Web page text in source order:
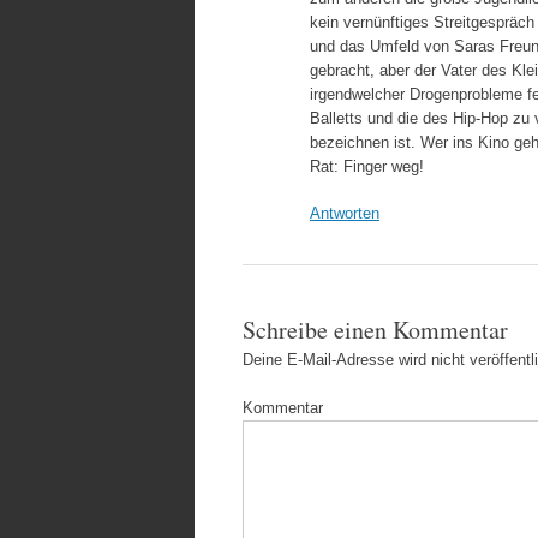
kein vernünftiges
und das Umfeld von Saras
gebracht, aber der Vater des
irgendwelcher Drogenprobleme
Balletts und die des Hip-Hop zu
bezeichnen ist. Wer ins Kino
Rat: Finger weg!
Antworten
Schreibe einen Kommentar
Deine E-Mail-Adresse wird nicht
Kommentar